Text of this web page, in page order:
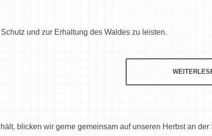
und zur Erhaltung des Waldes zu leisten.
blicken wir gerne gemeinsam auf unseren Herbst an der